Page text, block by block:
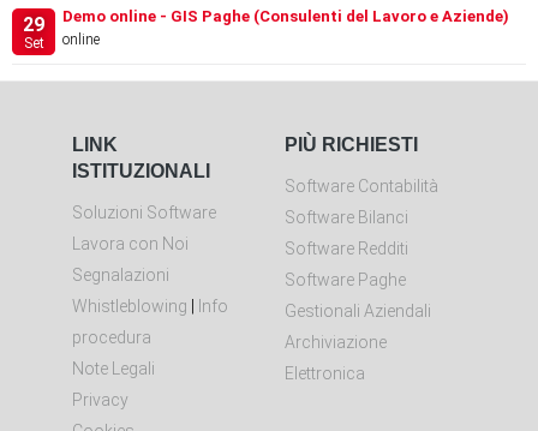
29
Set
Demo online - GIS Paghe (Consulenti del Lavoro e Aziende)
online
LINK
ISTITUZIONALI
Soluzioni Software
Lavora con Noi
Segnalazioni
Whistleblowing
Info
procedura
Note Legali
Privacy
PIÙ RICHIESTI
Software Contabilità
Software Bilanci
Software Redditi
Software Paghe
Gestionali Aziendali
Archiviazione
Elettronica